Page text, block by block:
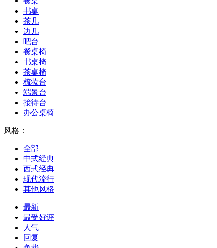
书桌
茶几
边几
吧台
餐桌椅
书桌椅
茶桌椅
梳妆台
端景台
接待台
办公桌椅
风格：
全部
中式经典
西式经典
现代流行
其他风格
最新
最受好评
人气
回复